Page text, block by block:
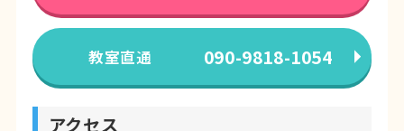
教室直通 090-9818-1054
アクセス